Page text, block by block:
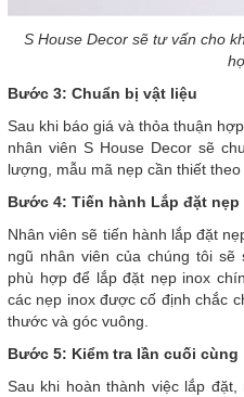
S House Decor sẽ tư vấn cho
Bước 3: Chuẩn bị vật liệu
Sau khi báo giá và thỏa thuận
nhân viên S House Decor sẽ
lượng, mẫu mã nẹp cần thiết
Bước 4: Tiến hành Lắp đặt nẹp
Nhân viên sẽ tiến hành lắp đặt
ngũ nhân viên của chúng tôi
phù hợp để lắp đặt nẹp inox
các nẹp inox được cố định chắc
thước và góc vuông.
Bước 5: Kiểm tra lần cuối cùng
Sau khi hoàn thành việc lắp